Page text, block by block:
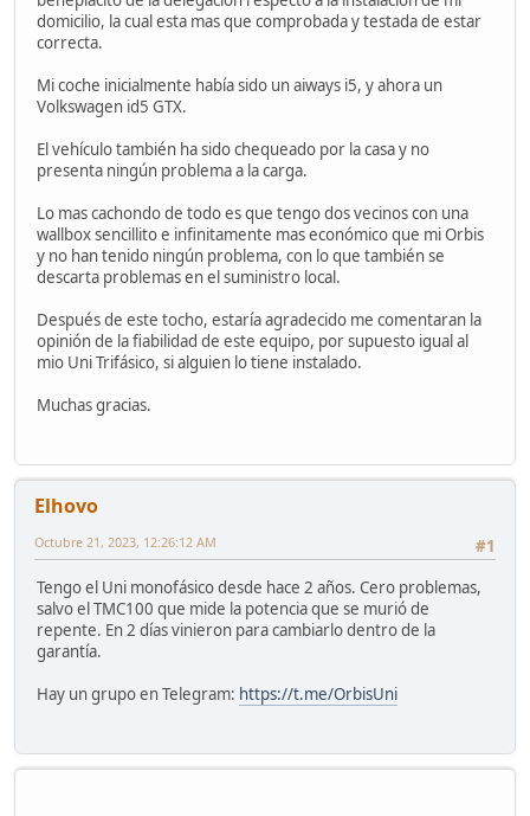
domicilio, la cual esta mas que comprobada y testada de estar
correcta.
Mi coche inicialmente había sido un aiways i5, y ahora un
Volkswagen id5 GTX.
El vehículo también ha sido chequeado por la casa y no
presenta ningún problema a la carga.
Lo mas cachondo de todo es que tengo dos vecinos con una
wallbox sencillito e infinitamente mas económico que mi Orbis
y no han tenido ningún problema, con lo que también se
descarta problemas en el suministro local.
Después de este tocho, estaría agradecido me comentaran la
opinión de la fiabilidad de este equipo, por supuesto igual al
mio Uni Trifásico, si alguien lo tiene instalado.
Muchas gracias.
Elhovo
#1
Octubre 21, 2023, 12:26:12 AM
Tengo el Uni monofásico desde hace 2 años. Cero problemas,
salvo el TMC100 que mide la potencia que se murió de
repente. En 2 días vinieron para cambiarlo dentro de la
garantía.
Hay un grupo en Telegram: https://t.me/OrbisUni